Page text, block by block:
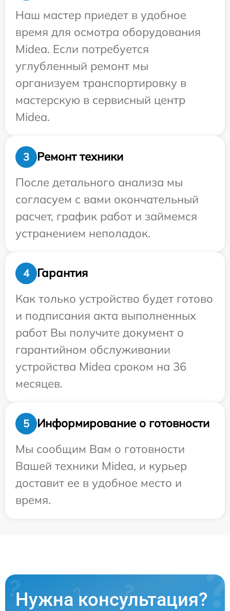
Наш мастер приедет в удобное
время для осмотра оборудования
Midea. Если потребуется
углубленный ремонт мы
организуем транспортировку в
мастерскую в сервисный центр
Midea.
3
Ремонт техники
После детального анализа мы
согласуем с вами окончательный
расчет, график работ и займемся
устранением неполадок.
4
Гарантия
Как только устройство будет готово
и подписания акта выполненных
работ Вы получите документ о
гарантийном обслуживании
устройства Midea сроком на 36
месяцев.
5
Информирование о готовности
Мы сообщим Вам о готовности
Вашей техники Midea, и курьер
доставит ее в удобное место и
время.
Нужна консультация?